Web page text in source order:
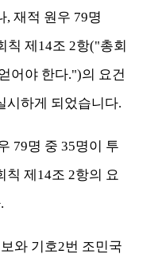
, 재적 원우 79명
칙 제 14조 2항("총회
어야 한다.")의 요건
시하게 되었습니다.
79명 중 35명이 투
제 14조 2항의 요
.
와 기호2번 조민국